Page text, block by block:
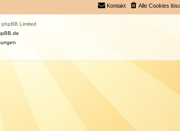
Alle Cookies
Kontakt
Limited